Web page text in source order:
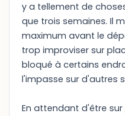
y a tellement de
que trois semaines. Il
maximum avant le
trop improviser sur
bloqué à certains
l'impasse sur d'autres
En attendant d'être